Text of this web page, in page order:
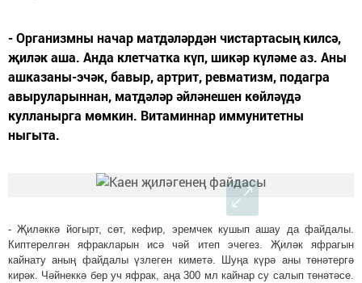
- Организмны начар матдә­ләрдән чистартасың килсә,
җи­ләк аша. Анда клетчатка күп, шикәр күләме аз. Аны
аш­ка­заны-эчәк, бавыр, артрит, ревматизм, подагра
авыруларыннан, матдәләр әйләнешен көй­ләүдә
кулланырга мөмкин. Витаминнар иммунитетны
ныгыта.
- Җиләккә йогырт, сөт, кефир, эремчек кушып ашау да файдалы.
Киптерелгән яфракларын исә чәй итеп эчегез. Җиләк яфрагын
кайнату аның файдалы үзлеген киметә. Шуңа күрә аны төнәтергә
кирәк. Чәйнеккә бер уч яфрак, аңа 300 мл кайнар су салып төнәтәсе.